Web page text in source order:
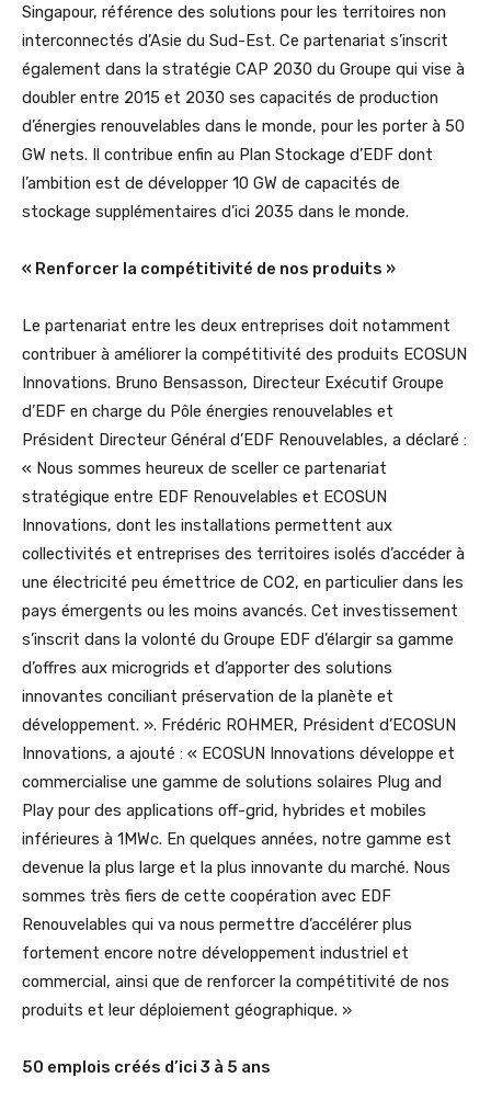
Singapour, référence des solutions pour les territoires non
interconnectés d’Asie du Sud-Est. Ce partenariat s’inscrit
également dans la stratégie CAP 2030 du Groupe qui vise à
doubler entre 2015 et 2030 ses capacités de production
d’énergies renouvelables dans le monde, pour les porter à 50
GW nets. Il contribue enfin au Plan Stockage d’EDF dont
l’ambition est de développer 10 GW de capacités de
stockage supplémentaires d’ici 2035 dans le monde.
« Renforcer la compétitivité de nos produits »
Le partenariat entre les deux entreprises doit notamment
contribuer à améliorer la compétitivité des produits ECOSUN
Innovations. Bruno Bensasson, Directeur Exécutif Groupe
d’EDF en charge du Pôle énergies renouvelables et
Président Directeur Général d’EDF Renouvelables, a déclaré :
« Nous sommes heureux de sceller ce partenariat
stratégique entre EDF Renouvelables et ECOSUN
Innovations, dont les installations permettent aux
collectivités et entreprises des territoires isolés d’accéder à
une électricité peu émettrice de CO2, en particulier dans les
pays émergents ou les moins avancés. Cet investissement
s’inscrit dans la volonté du Groupe EDF d’élargir sa gamme
d’offres aux microgrids et d’apporter des solutions
innovantes conciliant préservation de la planète et
développement. ». Frédéric ROHMER, Président d’ECOSUN
Innovations, a ajouté : « ECOSUN Innovations développe et
commercialise une gamme de solutions solaires Plug and
Play pour des applications off-grid, hybrides et mobiles
inférieures à 1MWc. En quelques années, notre gamme est
devenue la plus large et la plus innovante du marché. Nous
sommes très fiers de cette coopération avec EDF
Renouvelables qui va nous permettre d’accélérer plus
fortement encore notre développement industriel et
commercial, ainsi que de renforcer la compétitivité de nos
produits et leur déploiement géographique. »
50 emplois créés d’ici 3 à 5 ans